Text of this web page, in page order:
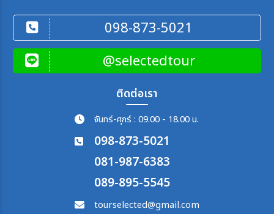
098-873-5021
@selectedtour
ติดต่อเรา
จันทร์-ศุกร์ : 09.00 - 18.00 น.
098-873-5021
081-987-6383
089-895-5545
tourselected@gmail.com